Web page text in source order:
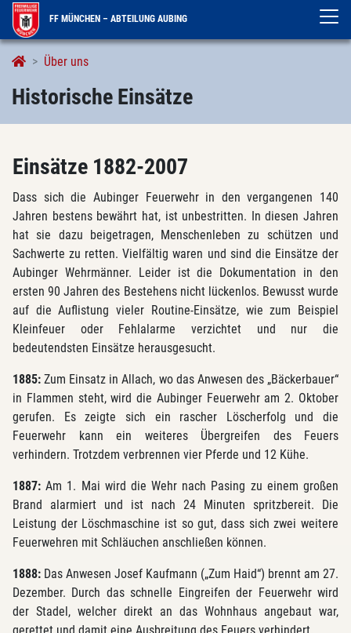
FF MÜNCHEN – ABTEILUNG AUBING
Über uns
Historische Einsätze
Historische Einsätze
Einsätze 1882-2007
Dass sich die Aubinger Feuerwehr in den vergangenen 140
Jahren bestens bewährt hat, ist unbestritten. In diesen Jahren
hat sie dazu beigetragen, Menschenleben zu schützen und
Sachwerte zu retten. Vielfältig waren und sind die Einsätze der
Aubinger Wehrmänner. Leider ist die Dokumentation in den
ersten 90 Jahren des Bestehens nicht lückenlos. Bewusst wurde
auf die Auflistung vieler Routine-Einsätze, wie zum Beispiel
Kleinfeuer oder Fehlalarme verzichtet und nur die
bedeutendsten Einsätze herausgesucht.
1885: Zum Einsatz in Allach, wo das Anwesen des „Bäckerbauer“
in Flammen steht, wird die Aubinger Feuerwehr am 2. Oktober
gerufen. Es zeigte sich ein rascher Löscherfolg und die
Feuerwehr kann ein weiteres Übergreifen des Feuers
verhindern. Trotzdem verbrennen vier Pferde und 12 Kühe.
1887: Am 1. Mai wird die Wehr nach Pasing zu einem großen
Brand alarmiert und ist nach 24 Minuten spritzbereit. Die
Leistung der Löschmaschine ist so gut, dass sich zwei weitere
Feuerwehren mit Schläuchen anschließen können.
1888: Das Anwesen Josef Kaufmann („Zum Haid“) brennt am 27.
Dezember. Durch das schnelle Eingreifen der Feuerwehr wird
der Stadel, welcher direkt an das Wohnhaus angebaut war,